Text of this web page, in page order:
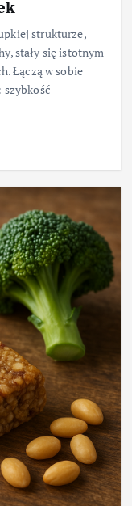
strukturze,
stały się istotnym
Łączą w sobie
szybkość